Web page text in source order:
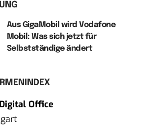
Aus GigaMobil wird Vodafone
Mobil: Was sich jetzt für
Selbstständige ändert
Office